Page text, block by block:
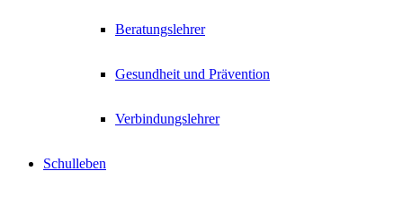
Beratungslehrer
Gesundheit und Prävention
Verbindungslehrer
Schulleben